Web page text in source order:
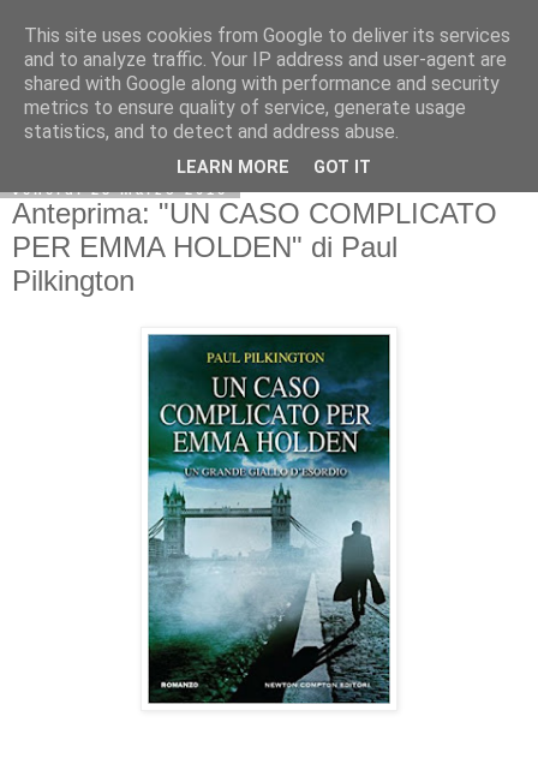
venerdì 25 marzo 2016
Anteprima: "UN CASO COMPLICATO
PER EMMA HOLDEN" di Paul
Pilkington
This site uses cookies from Google to deliver its services
and to analyze traffic. Your IP address and user-agent are
shared with Google along with performance and security
metrics to ensure quality of service, generate usage
statistics, and to detect and address abuse.
LEARN MORE GOT IT